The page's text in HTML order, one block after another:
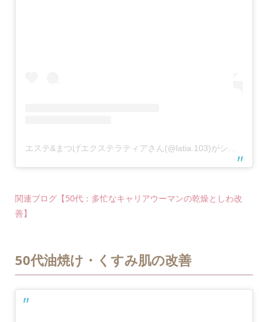
関連ブログ【50代：多忙なキャリアウーマンの乾燥としわ改
善】
50代油焼け・くすみ肌の改善